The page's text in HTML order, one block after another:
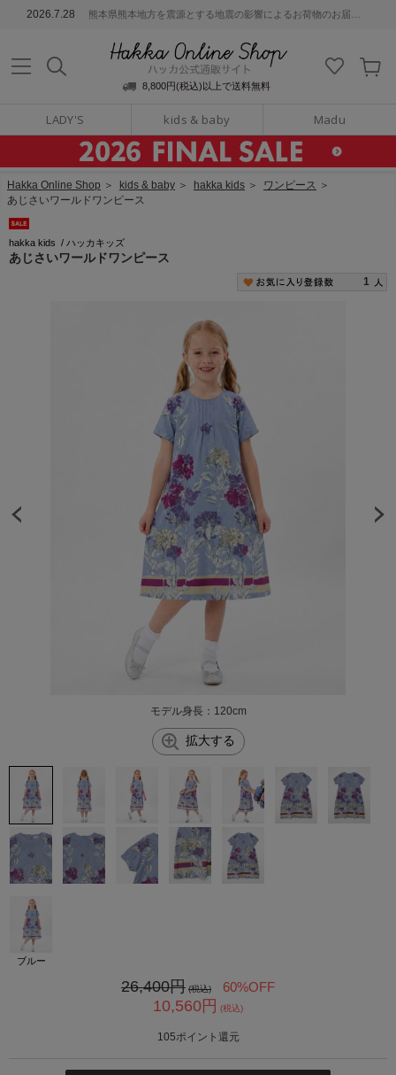
2026.7.28 熊本県熊本地方を震源とする地震の影響によるお荷物のお届けについて
8,800円(税込)以上で送料無料
LADY'S kids & baby Madu
通販サイト
販サイト
Hakka Online Shop ＞ kids & baby ＞ hakka kids ＞ ワンピース ＞
あじさいワールドワンピース
hakka kids / ハッカキッズ
あじさいワールドワンピース
1
モデル身長：120cm
拡大する
ブルー
26,400円 (税込) 60%OFF
10,560円 (税込)
105ポイント還元